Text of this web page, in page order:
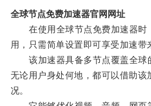
全球节点免费加速器官网网址
在使用全球节点免费加速器时
用，只需简单设置即可享受加速带
该加速器具备多节点覆盖全球
无论用户身处何地，都可以借助该
况。